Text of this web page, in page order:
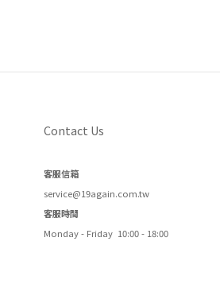
Contact Us
客服信箱
service@19again.com.tw
客服時間
Monday - Friday 10:00 - 18:00